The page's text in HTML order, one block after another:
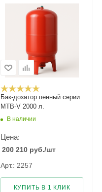
Бак-дозатор пенный серии
MTB-V 2000 л.
В наличии
Цена:
200 210 руб./шт
Арт.: 2257
КУПИТЬ В 1 КЛИК